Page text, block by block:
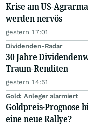
Krise am US-
werden nervös
gestern 17:01
Dividenden-Radar
30 Jahre
Traum-Renditen
gestern 14:51
Gold: Anleger alarmiert
Goldpreis-Prognose
eine neue Rallye?